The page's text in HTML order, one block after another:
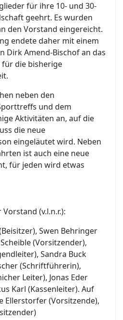
für ihre 10- und 30-
geehrt. Es wurden
den Vorstand eingereicht.
endete daher mit einem
Dirk Amend-Bischof an das
die bisherige
neben den
und dem
Aktivitäten an, auf die
die neue
eingeläutet wird. Neben
ist auch eine neue
für jeden wird etwas
(v.l.n.r.):
Swen Behringer
(Vorsitzender),
Sandra Buck
(Schriftführerin),
Leiter), Jonas Eder
Karl (Kassenleiter). Auf
Ellerstorfer (Vorsitzende),